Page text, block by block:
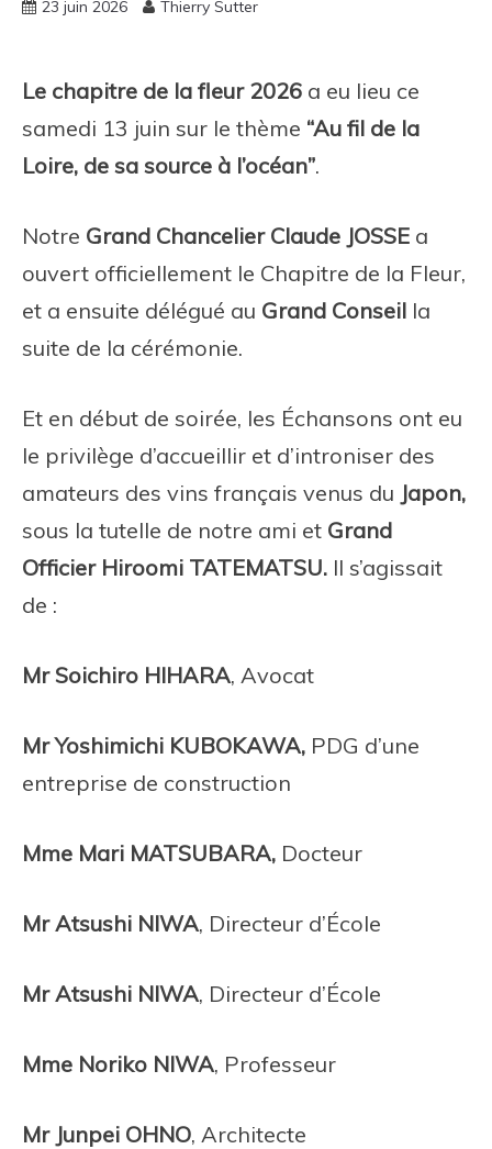
23 juin 2026 Thierry Sutter
Le chapitre de la fleur 2026 a eu lieu ce
samedi 13 juin sur le thème “Au fil de la
Loire, de sa source à l’océan”.
Notre Grand Chancelier Claude JOSSE a
ouvert officiellement le Chapitre de la Fleur,
et a ensuite délégué au Grand Conseil la
suite de la cérémonie.
Et en début de soirée, les Échansons ont eu
le privilège d’accueillir et d’introniser des
amateurs des vins français venus du Japon,
sous la tutelle de notre ami et Grand
Officier Hiroomi TATEMATSU. Il s’agissait
de :
Mr Soichiro HIHARA, Avocat
Mr Yoshimichi KUBOKAWA, PDG d’une
entreprise de construction
Mme Mari MATSUBARA, Docteur
Mr Atsushi NIWA, Directeur d’École
Mr Atsushi NIWA, Directeur d’École
Mme Noriko NIWA, Professeur
Mr Junpei OHNO, Architecte